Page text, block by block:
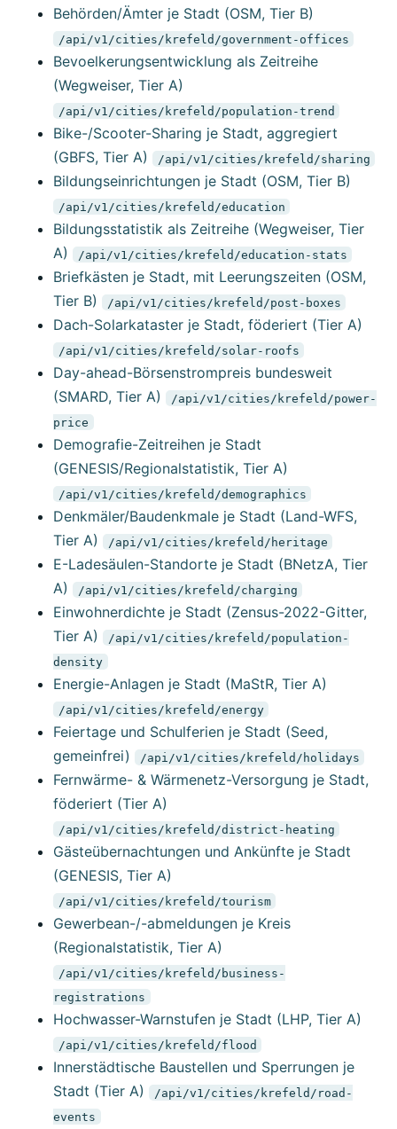
Behörden/Ämter je Stadt (OSM, Tier B)
/api/v1/cities/krefeld/government-offices
Bevoelkerungsentwicklung als Zeitreihe
(Wegweiser, Tier A)
/api/v1/cities/krefeld/population-trend
Bike-/Scooter-Sharing je Stadt, aggregiert
(GBFS, Tier A)
/api/v1/cities/krefeld/sharing
Bildungseinrichtungen je Stadt (OSM, Tier B)
/api/v1/cities/krefeld/education
Bildungsstatistik als Zeitreihe (Wegweiser, Tier
A)
/api/v1/cities/krefeld/education-stats
Briefkästen je Stadt, mit Leerungszeiten (OSM,
Tier B)
/api/v1/cities/krefeld/post-boxes
Dach-Solarkataster je Stadt, föderiert (Tier A)
/api/v1/cities/krefeld/solar-roofs
Day-ahead-Börsenstrompreis bundesweit
(SMARD, Tier A)
/api/v1/cities/krefeld/power-
price
Demografie-Zeitreihen je Stadt
(GENESIS/Regionalstatistik, Tier A)
/api/v1/cities/krefeld/demographics
Denkmäler/Baudenkmale je Stadt (Land-WFS,
Tier A)
/api/v1/cities/krefeld/heritage
E-Ladesäulen-Standorte je Stadt (BNetzA, Tier
A)
/api/v1/cities/krefeld/charging
Einwohnerdichte je Stadt (Zensus-2022-Gitter,
Tier A)
/api/v1/cities/krefeld/population-
density
Energie-Anlagen je Stadt (MaStR, Tier A)
/api/v1/cities/krefeld/energy
Feiertage und Schulferien je Stadt (Seed,
gemeinfrei)
/api/v1/cities/krefeld/holidays
Fernwärme- & Wärmenetz-Versorgung je Stadt,
föderiert (Tier A)
/api/v1/cities/krefeld/district-heating
Gästeübernachtungen und Ankünfte je Stadt
(GENESIS, Tier A)
/api/v1/cities/krefeld/tourism
Gewerbean-/-abmeldungen je Kreis
(Regionalstatistik, Tier A)
/api/v1/cities/krefeld/business-
registrations
Hochwasser-Warnstufen je Stadt (LHP, Tier A)
/api/v1/cities/krefeld/flood
Innerstädtische Baustellen und Sperrungen je
Stadt (Tier A)
/api/v1/cities/krefeld/road-
events